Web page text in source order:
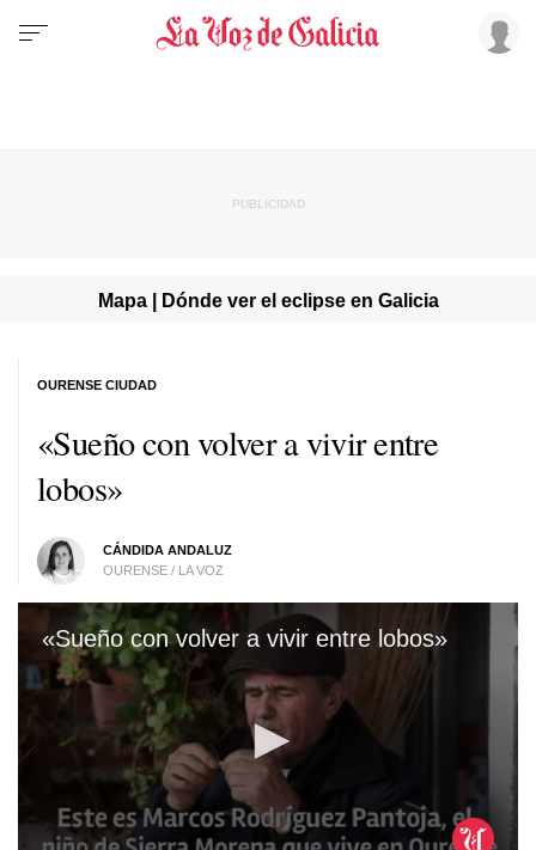
Mapa | Dónde ver el eclipse en Galicia
«Sueño con volver a vivir entre
lobos»
CÁNDIDA ANDALUZ
OURENSE / LA VOZ
OURENSE CIUDAD
«Sueño con volver a vivir entre lobos»